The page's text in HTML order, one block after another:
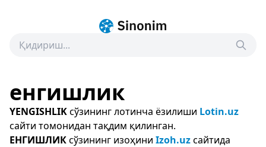
енгишлик
YENGISHLIKсўзининг лотинча ёзилиши Lotin.uz
сайти томонидан тақдим қилинган.
ЕНГИШЛИКсўзининг изоҳини Izoh.uzсайтида